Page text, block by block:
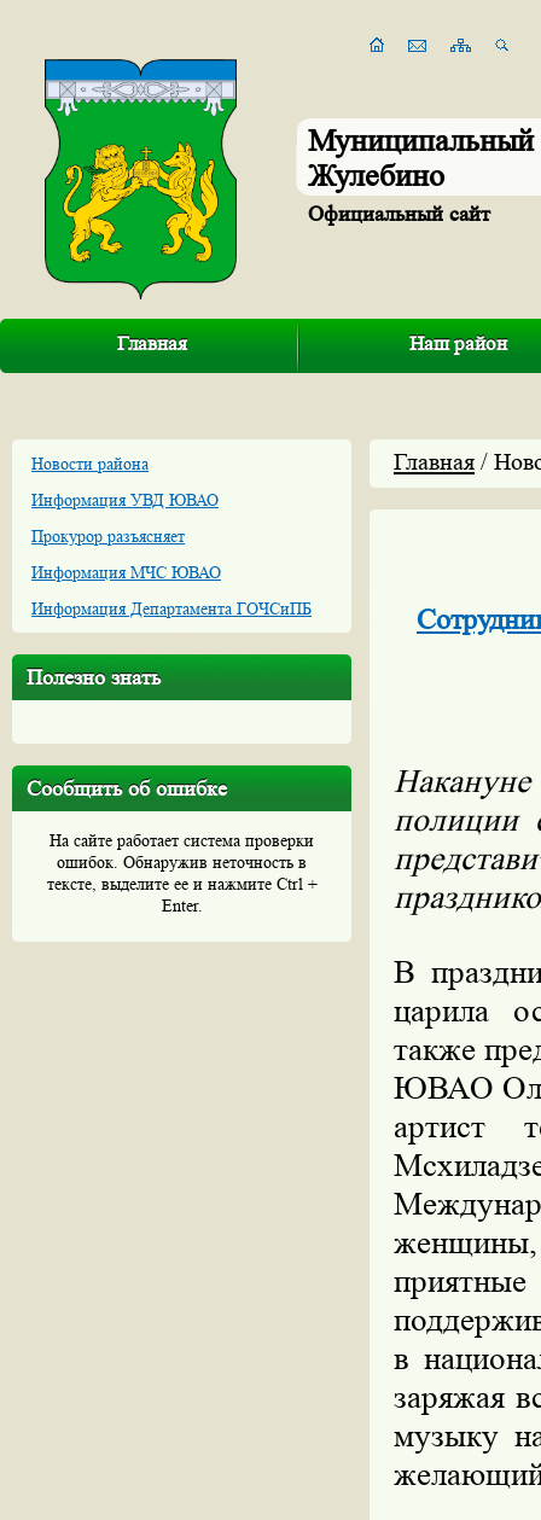
Муниципальный
Жулебино
Официальный сайт
Главная Наш район
Новости района
Информация УВД ЮВАО
Прокурор разъясняет
Информация МЧС ЮВАО
Информация Департамента ГОЧСиПБ
Полезно знать
Сообщить об ошибке
На сайте работает система проверки
ошибок. Обнаружив неточность в
тексте, выделите ее и нажмите Ctrl +
Enter.
Главная /
полиции
В
царила
также
ЮВАО
артист
в
заряжая
музыку
желающий